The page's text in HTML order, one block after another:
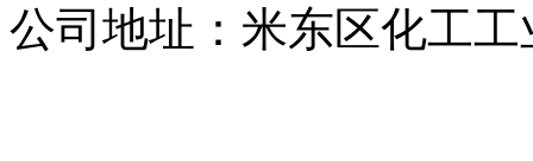
公司地址：米东区化工